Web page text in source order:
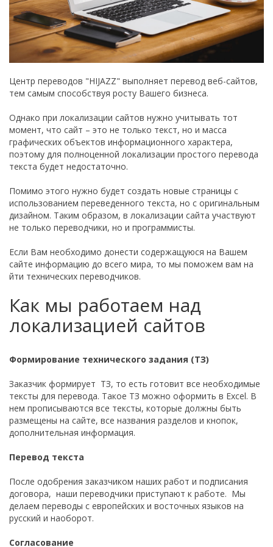
Центр переводов "HIJAZZ" выполняет перевод веб-сайтов,
тем самым способствуя росту Вашего бизнеса.
Однако при локализации сайтов нужно учитывать тот
момент, что сайт – это не только текст, но и масса
графических объектов информационного характера,
поэтому для полноценной локализации простого перевода
текста будет недостаточно.
Помимо этого нужно будет создать новые страницы с
использованием переведенного текста, но с оригинальным
дизайном. Таким образом, в локализации сайта участвуют
не только переводчики, но и программисты.
Если Вам необходимо донести содержащуюся на Вашем
сайте информацию до всего мира, то мы поможем вам на
йти технических переводчиков.
Как мы работаем над
локализацией сайтов
Формирование технического задания (ТЗ)
Заказчик формирует ТЗ, то есть готовит все необходимые
тексты для перевода. Такое ТЗ можно оформить в Excel. В
нем прописываются все тексты, которые должны быть
размещены на сайте, все названия разделов и кнопок,
дополнительная информация.
Перевод текста
После одобрения заказчиком наших работ и подписания
договора, наши переводчики приступают к работе. Мы
делаем переводы с европейских и восточных языков на
русский и наоборот.
Согласование